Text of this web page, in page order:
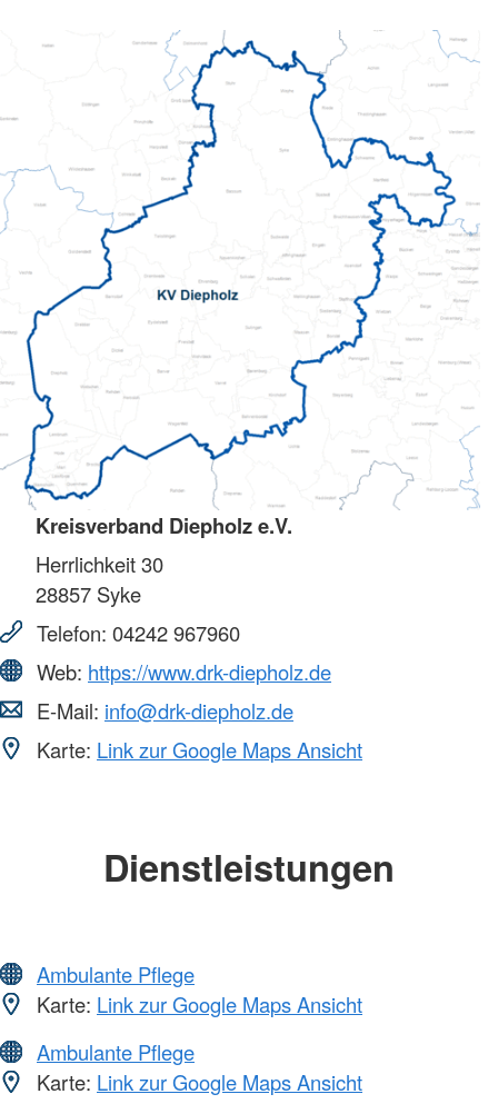
Kreisverband Diepholz e.V.
Herrlichkeit 30
28857 Syke
Telefon: 04242 967960
Web: https://www.drk-diepholz.de
E-Mail: info@drk-diepholz.de
Karte: Link zur Google Maps Ansicht
Dienstleistungen
Ambulante Pflege
Karte: Link zur Google Maps Ansicht
Ambulante Pflege
Karte: Link zur Google Maps Ansicht